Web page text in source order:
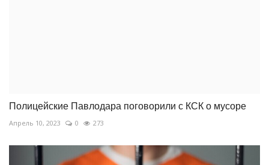
Полицейские Павлодара поговорили с КСК о мусоре
Апрель 10, 2023 0 273